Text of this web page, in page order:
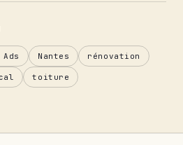
Nantes rénovation
toiture